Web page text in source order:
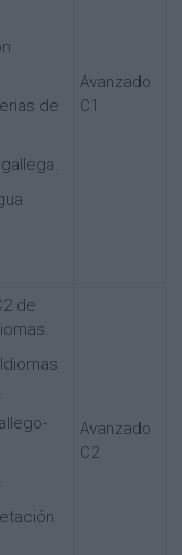
de
Avanzado
C1
de
Avanzado
C2